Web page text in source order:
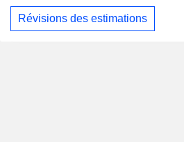
Révisions des estimations